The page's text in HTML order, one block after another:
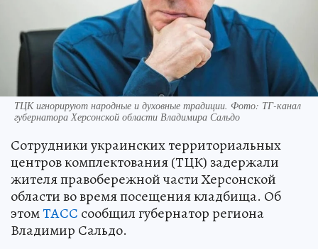
ТЦК игнорируют народные и духовные традиции. Фото: ТГ-канал
губернатора Херсонской области Владимира Сальдо
Сотрудники украинских территориальных
центров комплектования (ТЦК) задержали
жителя правобережной части Херсонской
области во время посещения кладбища. Об
этомТАСС сообщил губернатор региона
Владимир Сальдо.